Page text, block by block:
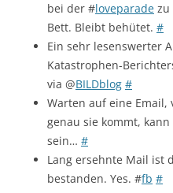
bei der #loveparade zu
Bett. Bleibt behütet. #
Ein sehr lesenswerter
Katastrophen-
via @BILDblog #
Warten auf eine
genau sie kommt,
sein… #
Lang ersehnte Mail ist
bestanden. Yes. #fb #